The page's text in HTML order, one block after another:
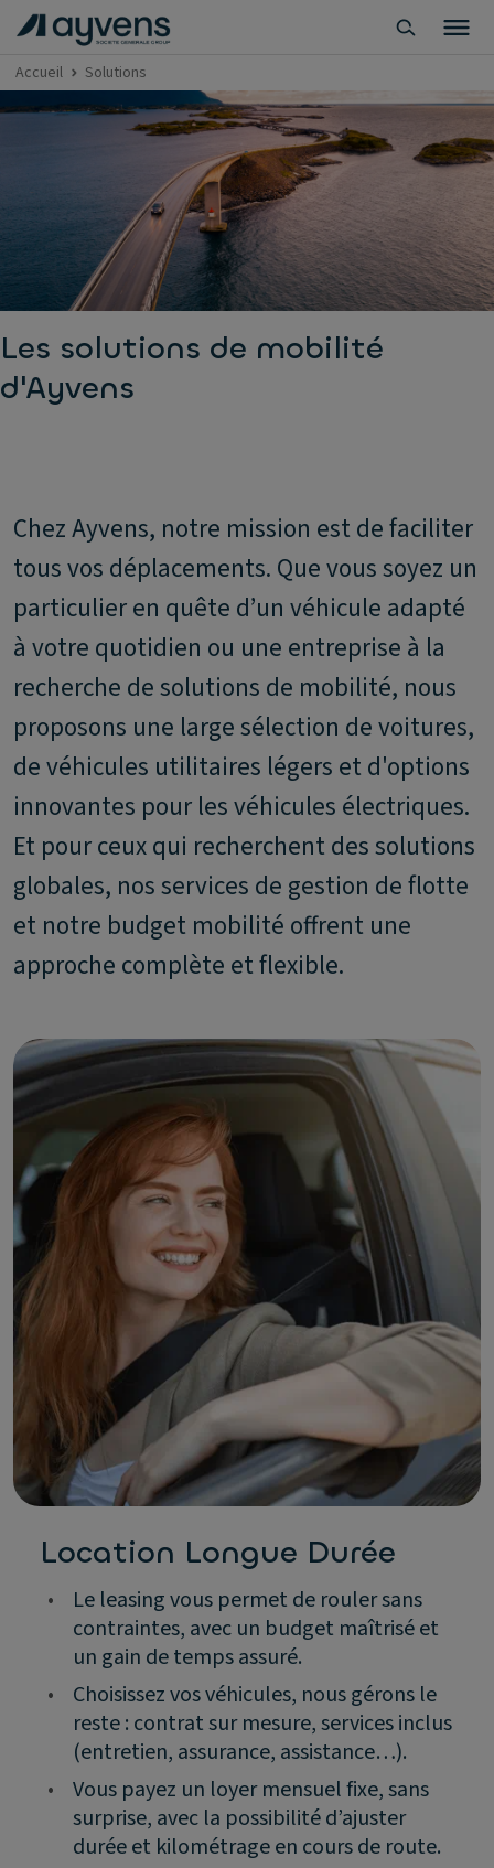
Accueil Solutions
Les solutions de mobilité
d'Ayvens
Chez Ayvens, notre mission est de faciliter
tous vos déplacements. Que vous soyez un
particulier en quête d’un véhicule adapté
à votre quotidien ou une entreprise à la
recherche de solutions de mobilité, nous
proposons une large sélection de voitures,
de véhicules utilitaires légers et d'options
innovantes pour les véhicules électriques.
Et pour ceux qui recherchent des solutions
globales, nos services de gestion de flotte
et notre budget mobilité offrent une
approche complète et flexible.
Location Longue Durée
•
Le leasing vous permet de rouler sans
contraintes, avec un budget maîtrisé et
un gain de temps assuré.
•
Choisissez vos véhicules, nous gérons le
reste : contrat sur mesure, services inclus
(entretien, assurance, assistance…).
•
Vous payez un loyer mensuel fixe, sans
surprise, avec la possibilité d’ajuster
durée et kilométrage en cours de route.